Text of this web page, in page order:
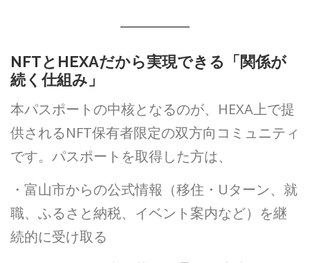
NFTとHEXAだから実現できる「関係が
続く仕組み」
本パスポートの中核となるのが、HEXA上で提
供されるNFT保有者限定の双方向コミュニティ
です。パスポートを取得した方は、
・富山市からの公式情報（移住・Uターン、就
職、ふるさと納税、イベント案内など）を継
続的に受け取る